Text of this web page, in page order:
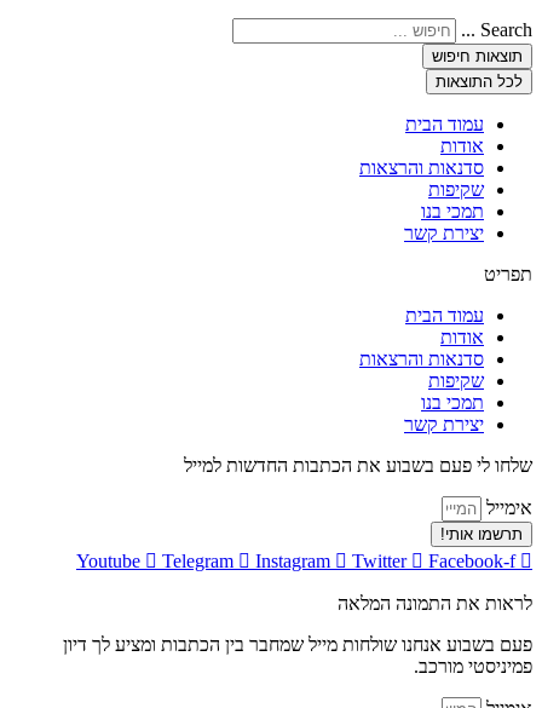
Search ...
תוצאות חיפוש
לכל התוצאות
עמוד הבית
אודות
סדנאות והרצאות
שקיפות
תמכי בנו
יצירת קשר
תפריט
עמוד הבית
אודות
סדנאות והרצאות
שקיפות
תמכי בנו
יצירת קשר
שלחו לי פעם בשבוע את הכתבות החדשות למייל
אימייל
תרשמו אותי!
Youtube Telegram Instagram Twitter Facebook-f
לראות את התמונה המלאה
פעם בשבוע אנחנו שולחות מייל שמחבר בין הכתבות ומציע לך דיון
פמיניסטי מורכב.